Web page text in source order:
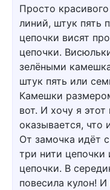
Просто
линий, штук пять
цепочки висят
цепочки.
зелёными
штук пять или
Камешки
вот. И хочу я этот
оказывается, что
От замочка идёт
три нити цепочки
цепочки. В
повесила кулон!